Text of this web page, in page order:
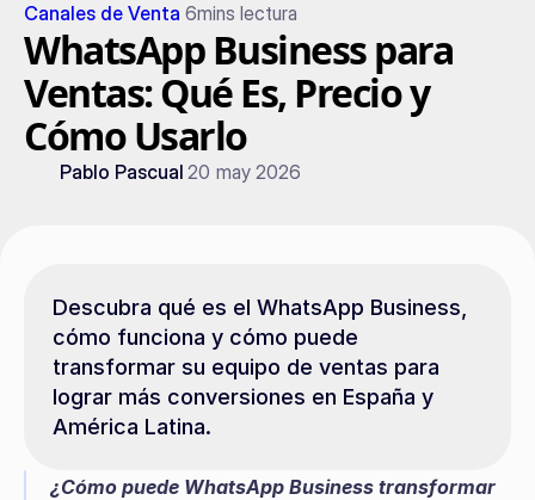
Canales de Venta 6mins lectura
WhatsApp Business para
Ventas: Qué Es, Precio y
Cómo Usarlo
Pablo Pascual 20 may 2026
Descubra qué es el WhatsApp Business,
cómo funciona y cómo puede
transformar su equipo de ventas para
lograr más conversiones en España y
América Latina.
¿Cómo puede WhatsApp Business transformar